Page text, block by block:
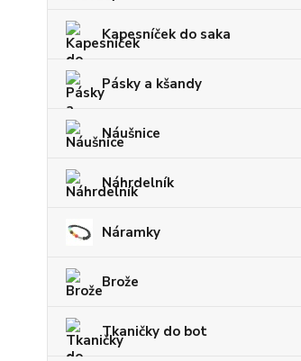
Kapesníček do saka
Pásky a kšandy
Náušnice
Náhrdelník
Náramky
Brože
Tkaničky do bot